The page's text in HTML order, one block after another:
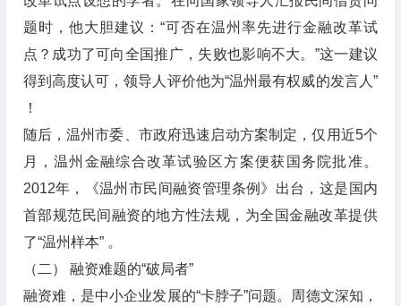
题时，他大胆建议：“可否在温州率先进行金融改革试
点？成功了可向全国推广，失败也影响不大。”这一建议
得到高度认可，领导人评价他为“温州最有权威的发言人”
！
随后，温州市委、市政府迅速启动方案制定，仅用近5个
月，温州金融综合改革试验区方案便获国务院批准。
2012年，《温州市民间融资管理条例》出台，这是国内
首部规范民间融资的地方性法规，为全国金融改革提供
了“温州样本” 。
（二） 融资难题的“破局者”
融资难，是中小企业发展的“卡脖子”问题。周德文深知，